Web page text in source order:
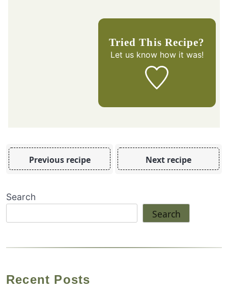
Tried This Recipe?
Let us knowhow it was!
Previous recipe Next recipe
Search
Search
Recent Posts